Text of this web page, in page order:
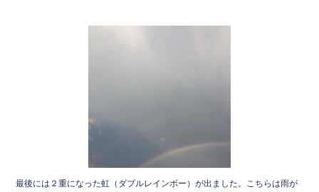
最後には２重になった虹（ダブルレインボー）が出ました。こちらは雨が